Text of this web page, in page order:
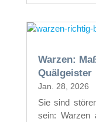
Warzen:
Quälgeister
Jan. 28, 2026
Sie sind
sein: Warzen